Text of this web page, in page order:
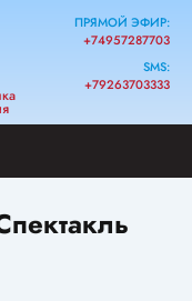
ПРЯМОЙ ЭФИР:
+74957287703
SMS:
+79263703333